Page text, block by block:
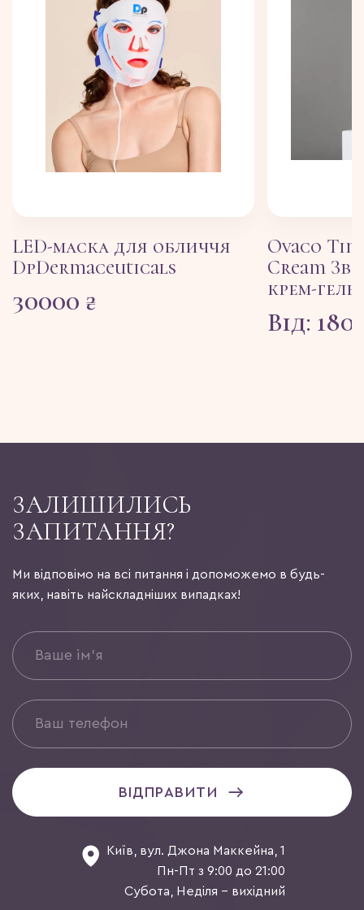
LED-маска для обличчя
DpDermaceuticals
30000 ₴
Ovaco
Cream
крем-гель
Від:
ЗАЛИШИЛИСЬ
ЗАПИТАННЯ?
Ми відповімо на всі питання і допоможемо в будь-
яких, навіть найскладніших випадках!
ВІДПРАВИТИ
Київ, вул. Джона Маккейна, 1
Пн-Пт з 9:00 до 21:00
Субота, Неділя - вихідний